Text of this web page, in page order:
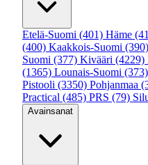
Etelä-Suomi (401) Häme
(400) Kaakkois-Suomi (390)
Suomi (377) Kivääri (4229)
(1365) Lounais-Suomi (373)
Pistooli (3350) Pohjanmaa
Practical (485) PRS (79)
Avainsanat